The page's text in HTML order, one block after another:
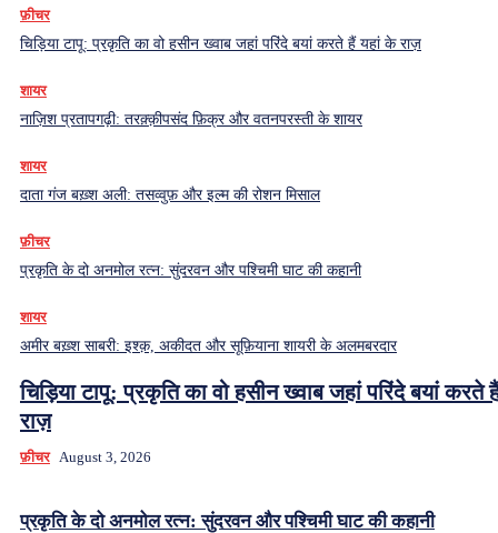
फ़ीचर
चिड़िया टापू: प्रकृति का वो हसीन ख्वाब जहां परिंदे बयां करते हैं यहां के राज़
शायर
नाज़िश प्रतापगढ़ी: तरक़्क़ीपसंद फ़िक्र और वतनपरस्ती के शायर
शायर
दाता गंज बख़्श अली: तसव्वुफ़ और इल्म की रोशन मिसाल
फ़ीचर
प्रकृति के दो अनमोल रत्न: सुंदरवन और पश्चिमी घाट की कहानी
शायर
अमीर बख़्श साबरी: इश्क़, अकीदत और सूफ़ियाना शायरी के अलमबरदार
चिड़िया टापू: प्रकृति का वो हसीन ख्वाब जहां परिंदे बयां करते
राज़
फ़ीचर August 3, 2026
प्रकृति के दो अनमोल रत्न: सुंदरवन और पश्चिमी घाट की कहानी